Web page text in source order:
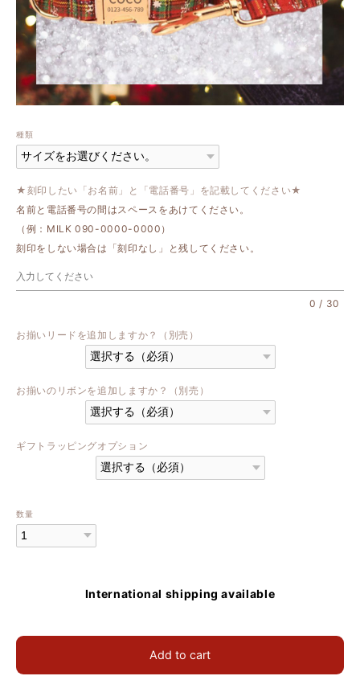
種類
★刻印したい「お名前」と「電話番号」を記載してください★
名前と電話番号の間はスペースをあけてください。
（例：MILK 090-0000-0000）
刻印をしない場合は「刻印なし」と残してください。
0 / 30
お揃いリードを追加しますか？（別売）
お揃いのリボンを追加しますか？（別売）
ギフトラッピングオプション
数量
International shipping available
Add to cart